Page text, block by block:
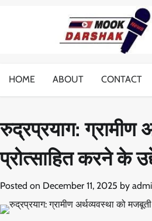
HOME ABOUT CONTACT
रुद्रप्रयाग: ग्रामीण
प्रोत्साहित करने के
Posted on December 11, 2025 by